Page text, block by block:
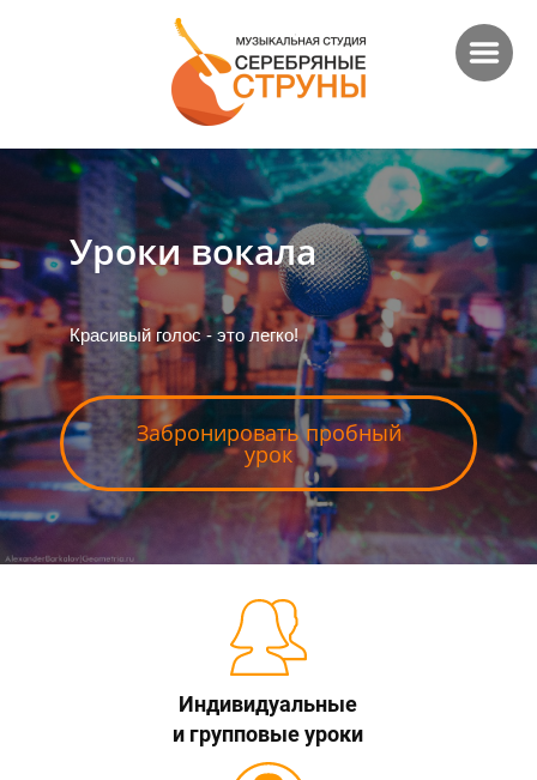
Уроки вокала
Красивый голос - это легко!
Забронировать пробный
урок
Индивидуальные
и групповые уроки